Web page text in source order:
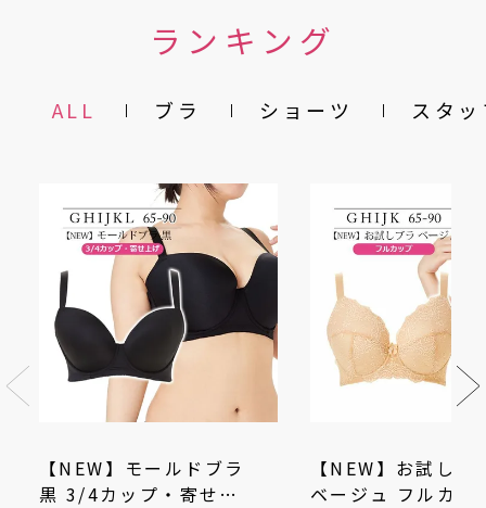
ランキング
ALL ブラ ショーツ スタ
【NEW】モールドブラ
黒 3/4カップ・寄せ上
【NEW】お試しブ
ベージュ フルカッ